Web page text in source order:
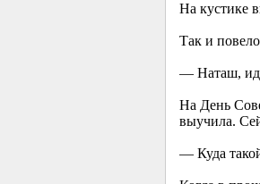
На кустике
Так и
— Наташ,
На День
выучила.
— Куда